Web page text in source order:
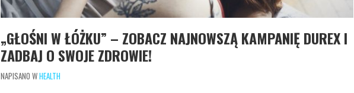
„GŁOŚNI W ŁÓŻKU” – ZOBACZ NAJNOWSZĄ KAMPANIĘ DUREX I
ZADBAJ O SWOJE ZDROWIE!
NAPISANO WHEALTH